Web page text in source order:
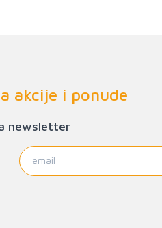
akcije i ponude
newsletter